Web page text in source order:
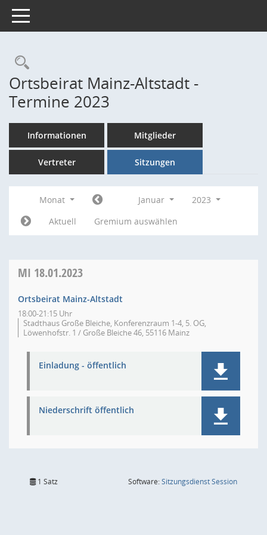
Toggle navigation
Rechercheauswahl
Ortsbeirat Mainz-Altstadt -
Termine 2023
Informationen Mitglieder
Vertreter Sitzungen
Monat Januar
2023
Aktuell
Gremium auswählen
MI 18.01.2023
Ortsbeirat Mainz-Altstadt
18:00-21:15 Uhr
Stadthaus Große Bleiche, Konferenzraum 1-4, 5. OG,
Löwenhofstr. 1 / Große Bleiche 46, 55116 Mainz
Einladung - öffentlich
Niederschrift öffentlich
1 Satz Software:SitzungsdienstSession(Wird in